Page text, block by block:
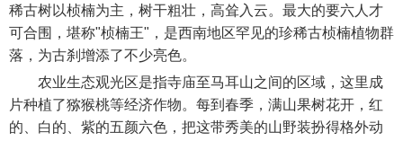
稀古树以桢楠为主，树干粗壮，高耸入云。最大的要六人才
可合围，堪称"桢楠王"，是西南地区罕见的珍稀古桢楠植物群
落，为古刹增添了不少亮色。
农业生态观光区是指寺庙至马耳山之间的区域，这里成
片种植了猕猴桃等经济作物。每到春季，满山果树花开，红
的、白的、紫的五颜六色，把这带秀美的山野装扮得格外动